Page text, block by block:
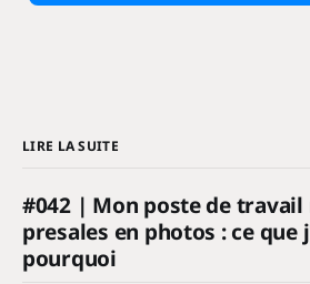
LIRE LA SUITE
#042 | Mon poste de
presales en photos : ce
pourquoi